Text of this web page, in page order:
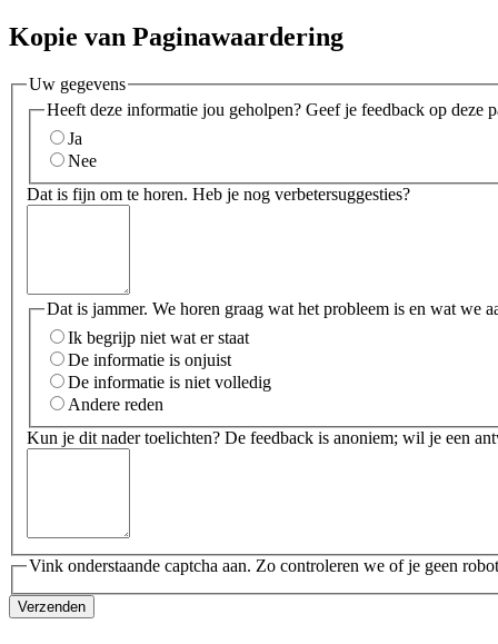
Kopie van Paginawaardering
Uw gegevens
Heeft deze informatie jou geholpen? Geef je feedback op deze
Ja
Nee
Dat is fijn om te horen. Heb je nog verbetersuggesties?
Dat is jammer. We horen graag wat het probleem is en wat we
Ik begrijp niet wat er staat
De informatie is onjuist
De informatie is niet volledig
Andere reden
Kun je dit nader toelichten? De feedback is anoniem; wil je een
Vink onderstaande captcha aan. Zo controleren we of je geen
Verzenden